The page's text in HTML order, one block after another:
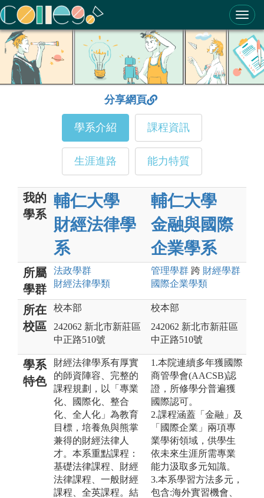
ColleGo! 大學選才與高中育才輔助系統
分享網頁
學系介紹 課程資訊
生涯進路 能力特質
我的
學系
輔仁大學
財經法律學
系
輔仁大學
金融與國際
企業學系
所屬
學群
法政學群
財經法律學類
管理學群 跨 財經學群
國際企業學類
所在
校區
校本部
242062 新北市新莊區
中正路510號
校本部
242062 新北市新莊區
中正路510號
學系
特色
財經法律學系有厚實
的師資陣容、完整的
課程規劃，以「專業
化、國際化、整合
化、全人化」為教育
目標，培養魚與熊掌
兼得的財經法律人
才。本系重點課程：
基礎法律課程、財經
法律課程、一般財經
課程、全英課程。結
1.本院連續多年獲國際
商管學會(AACSB)認
證，所修學分普遍獲
國際認可。
2.課程涵蓋「金融」及
「國際企業」兩項專
業學術領域，供學生
依未來生涯所需專業
能力汲取多元知識。
3.本系學習方法多元，
包含:海外實習機會、